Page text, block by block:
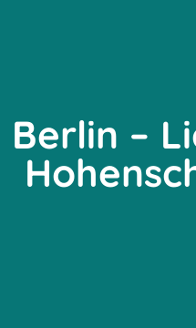
Berlin –